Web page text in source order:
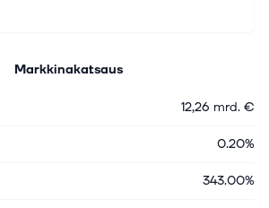
Markkinakatsaus
12,26 mrd. €
0.20%
343.00%